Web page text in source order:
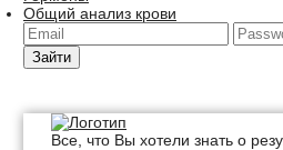
Общий анализ крови
Зайти
Все, что Вы хотели знать о